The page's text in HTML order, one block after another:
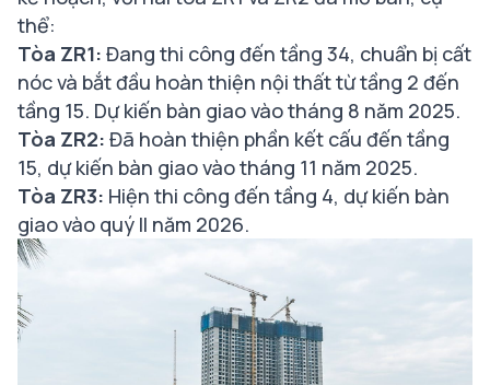
thể:
Tòa ZR1: Đang thi công đến tầng 34, chuẩn bị cất
nóc và bắt đầu hoàn thiện nội thất từ tầng 2 đến
tầng 15. Dự kiến bàn giao vào tháng 8 năm 2025.
Tòa ZR2: Đã hoàn thiện phần kết cấu đến tầng
15, dự kiến bàn giao vào tháng 11 năm 2025.
Tòa ZR3: Hiện thi công đến tầng 4, dự kiến bàn
giao vào quý II năm 2026.